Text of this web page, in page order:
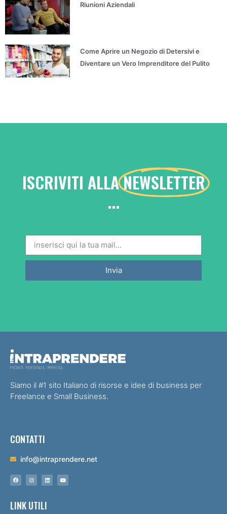
Riunioni Aziendali
Come Aprire un Negozio di Detersivi e
Diventare un Vero Imprenditore del Pulito
ISCRIVITI ALLANEWSLETTER
...
Invia
Siamo il #1 sito Italiano di risorse e idee di business per
Freelance e Small Business.
CONTATTI
info@intraprendere.net
LINK UTILI